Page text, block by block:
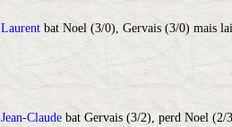
Laurent bat Noel (3/0), Gervais (3/0) mais
Jean-Claude bat Gervais (3/2), perd Noel (2/